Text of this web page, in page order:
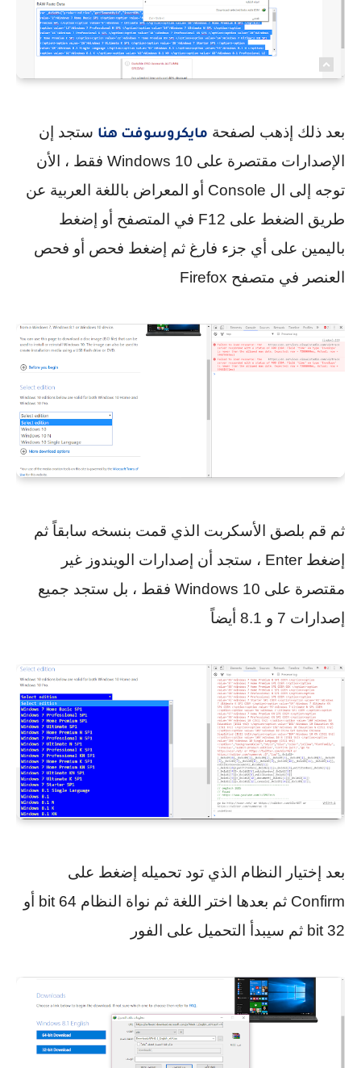
بعد ذلك إذهب لصفحة مايكروسوفت هنا ستجد إن
الإصدارات مقتصرة على Windows 10 فقط ، الأن
توجه إلى ال Console أو المعراض باللغة العربية عن
طريق الضغط على F12 في المتصفح أو إضغط
باليمين على أي جزء فارغ ثم إضغط فحص أو فحص
العنصر في متصفح Firefox
ثم قم بلصق الأسكربت الذي قمت بنسخه سابقاً ثم
إضغط Enter ، ستجد أن إصدارات الويندوز غير
مقتصرة على Windows 10 فقط ، بل ستجد جميع
إصدارات 7 و 8.1 أيضاً
بعد إختيار النظام الذي تود تحميله إضغط على
Confirm ثم بعدها اختر اللغة ثم نواة النظام 64 bit أو
32 bit ثم سيبدأ التحميل على الفور